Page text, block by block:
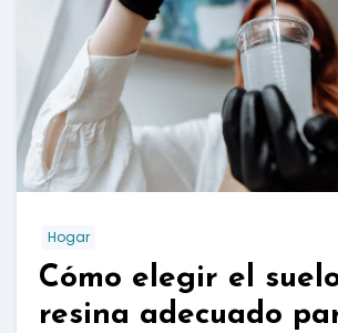
Hogar
Cómo elegir el
resina adecuado